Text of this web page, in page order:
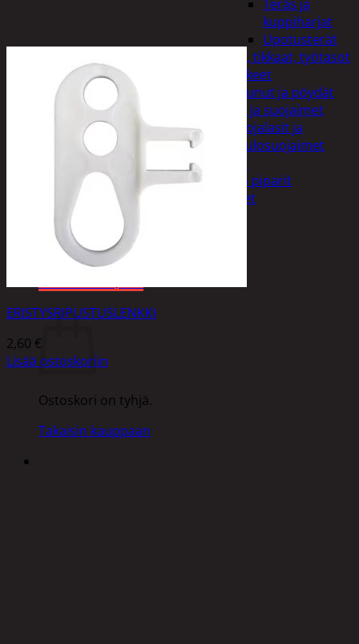
Teräs ja
kuppiharjat
Upotusterät
Telineet, tikkaat, työtasot
ja tarvikkeet
Vaunut ja pöydät
Työasut ja suojaimet
Suojalasit ja
kuulosuojaimet
Elintarvikkeet
Keksit ja piparit
Mausteet
Ostoskori on tyhjä.
Takaisin kauppaan
ERISTYSRIPUSTUSLENKKI
2,60 €
Lisää ostoskoriin